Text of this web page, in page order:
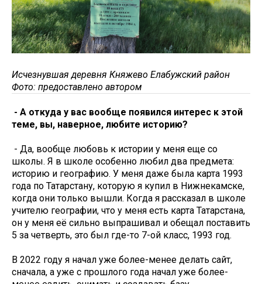
Исчезнувшая деревня Княжево Елабужский район
Фото: предоставлено автором
- А откуда у вас вообще появился интерес к этой
теме, вы, наверное, любите историю?
- Да, вообще любовь к истории у меня еще со
школы. Я в школе особенно любил два предмета:
историю и географию. У меня даже была карта 1993
года по Татарстану, которую я купил в Нижнекамске,
когда они только вышли. Когда я рассказал в школе
учителю географии, что у меня есть карта Татарстана,
он у меня её сильно выпрашивал и обещал поставить
5 за четверть, это был где-то 7-ой класс, 1993 год.
В 2022 году я начал уже более-менее делать сайт,
сначала, а уже с прошлого года начал уже более-